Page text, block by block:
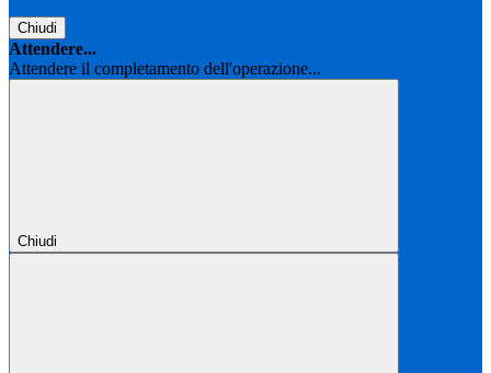
Chiudi
Attendere...
Attendere il completamento dell'operazione...
Chiudi